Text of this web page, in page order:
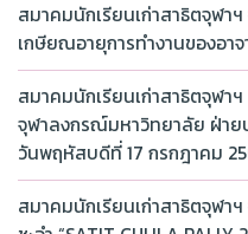
สมาคมนักเรียนเก่าสาธิตจุฬา
เกษียณอายุการทำงานของอา
สมาคมนักเรียนเก่าสาธิตจุฬา
จุฬาลงกรณ์มหาวิทยาลัย ฝ่าย
วันพฤหัสบดีที่ 17 กรกฎาคม
สมาคมนักเรียนเก่าสาธิตจุฬา